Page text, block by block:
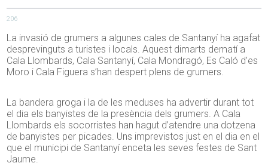
206
La invasió de grumers a algunes cales de Santanyí ha agafat
desprevinguts a turistes i locals. Aquest dimarts dematí a
Cala Llombards, Cala Santanyí, Cala Mondragó, Es Caló d’es
Moro i Cala Figuera s’han despert plens de grumers.
La bandera groga i la de les meduses ha advertir durant tot
el dia els banyistes de la presència dels grumers. A Cala
Llombards els socorristes han hagut d’atendre una dotzena
de banyistes per picades. Uns imprevistos just en el dia en el
que el municipi de Santanyí enceta les seves festes de Sant
Jaume.